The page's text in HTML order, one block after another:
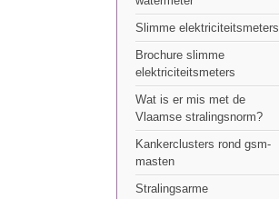
Slimme elektriciteitsmeters
Brochure slimme
elektriciteitsmeters
Wat is er mis met de
Vlaamse stralingsnorm?
Kankerclusters rond gsm-
masten
Stralingsarme